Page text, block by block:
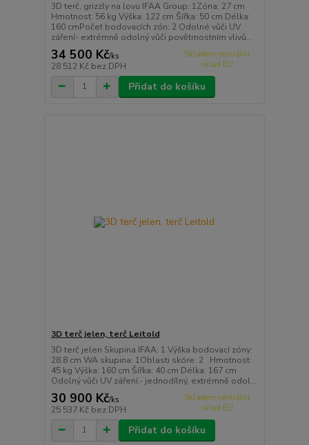
3D terč, grizzly na lovu IFAA Group: 1Zóna: 27 cm
Hmotnost: 56 kg Výška: 122 cm Šířka: 50 cm Délka:
160 cmPočet bodovacích zón: 2 Odolné vůči UV
záření- extrémně odolný vůči povětrnostním vlivů...
34 500 Kč/ks
28 512 Kč bez DPH
Skladem centrální
sklad EU
Přidat do košíku
3D terč jelen, terč Leitold
3D terč jelen Skupina IFAA: 1 Výška bodovací zóny:
28.8 cm WA skupina: 1Oblasti skóre: 2 Hmotnost:
45 kg Výška: 160 cm Šířka: 40 cm Délka: 167 cm
Odolný vůči UV záření.- jednodílný, extrémně odol...
30 900 Kč/ks
25 537 Kč bez DPH
Skladem centrální
sklad EU
Přidat do košíku